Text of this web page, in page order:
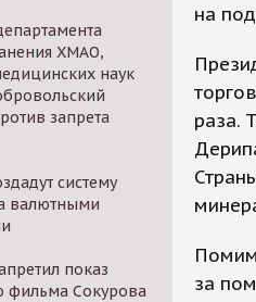
ХМАО,
наук
запрета
систему
валютными
показ
фильма Сокурова
на
раза.
за